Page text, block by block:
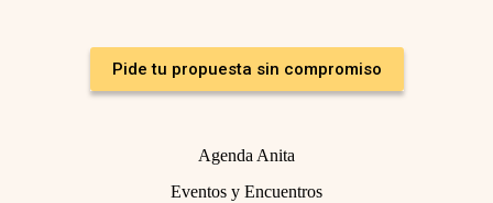
Pide tu propuesta sin compromiso
Agenda Anita
Eventos y Encuentros